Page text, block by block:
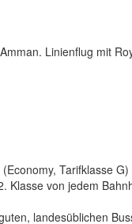
Linienflug mit
Tarifklasse
Klasse von jedem
landesüblichen